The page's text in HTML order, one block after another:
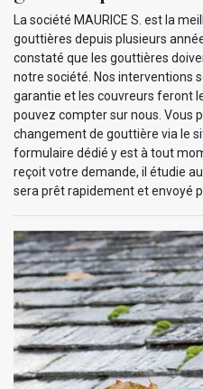
La société MAURICE S. est la
gouttières depuis plusieurs
constaté que les gouttières
notre société. Nos interventions
garantie et les couvreurs feront
pouvez compter sur nous. Vous
changement de gouttière via le
formulaire dédié y est à tout
reçoit votre demande, il étudie
sera prêt rapidement et envoyé